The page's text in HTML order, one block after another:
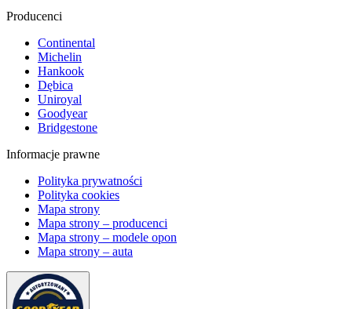
Producenci
Continental
Michelin
Hankook
Dębica
Uniroyal
Goodyear
Bridgestone
Informacje prawne
Polityka prywatności
Polityka cookies
Mapa strony
Mapa strony – producenci
Mapa strony – modele opon
Mapa strony – auta